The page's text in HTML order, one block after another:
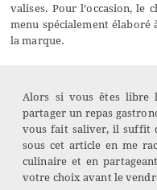
valises. Pour l’occasion, le
menu spécialement
la marque.
Alors si vous êtes libre
partager un repas
vous fait saliver, il suffit
sous cet article en me
culinaire et en
votre choix avant le